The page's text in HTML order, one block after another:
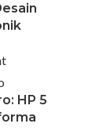
HP 5